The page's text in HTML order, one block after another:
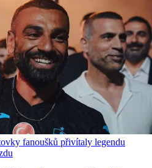
fanoušků přivítaly legendu